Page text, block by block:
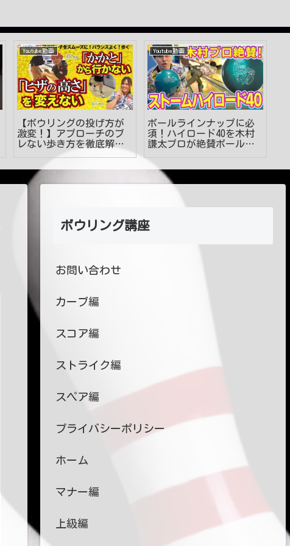
Youtube動画
【ボウリングの投げ方が
激変！】アプローチのブ
レない歩き方を徹底解
#53
Youtube動画
ボールラインナップに必
須！ハイロード40を木村
謙太プロが絶賛ボールレ
ボウリング講座
お問い合わせ
カーブ編
スコア編
ストライク編
スペア編
プライバシーポリシー
ホーム
マナー編
上級編